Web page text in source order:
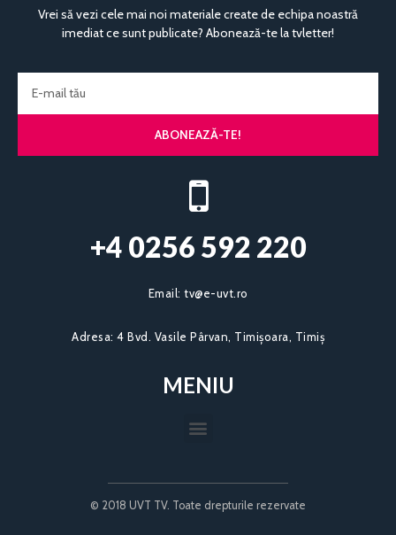
Vrei să vezi cele mai noi materiale create de echipa noastră
imediat ce sunt publicate? Abonează-te la tvletter!
ABONEAZĂ-TE!
+4 0256 592 220​
Email: tv@e-uvt.ro
Adresa: 4 Bvd. Vasile Pârvan, Timișoara, Timiș
MENIU
© 2018 UVT TV. Toate drepturile rezervate